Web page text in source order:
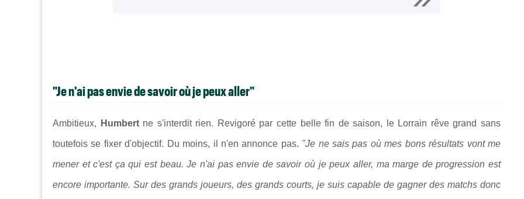
"Je n'ai pas envie de savoir où je peux aller"
Ambitieux, Humbert ne s'interdit rien. Revigoré par cette belle fin de saison, le Lorrain rêve grand sans
toutefois se fixer d'objectif. Du moins, il n'en annonce pas. "Je ne sais pas où mes bons résultats vont me
mener et c'est ça qui est beau. Je n'ai pas envie de savoir où je peux aller, ma marge de progression est
encore importante. Sur des grands joueurs, des grands courts, je suis capable de gagner des matchs donc